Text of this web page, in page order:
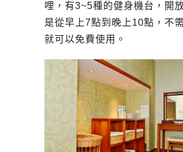
哩，有3~5種的健身機台，開
是從早上7點到晚上10點，不
就可以免費使用。